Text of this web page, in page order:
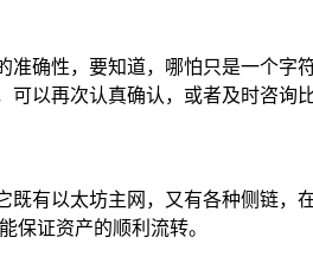
确性，要知道，哪怕只是一个
以再次认真确认，或者及时咨询
有以太坊主网，又有各种侧链
保证资产的顺利流转。